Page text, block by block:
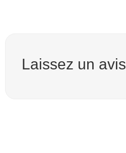
Laissez un avis